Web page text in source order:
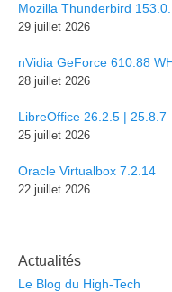
Mozilla Thunderbird
29 juillet 2026
nVidia GeForce 610.88
28 juillet 2026
LibreOffice 26.2.5 | 25.8.7
25 juillet 2026
Oracle Virtualbox 7.2.14
22 juillet 2026
Actualités
Le Blog du High-Tech